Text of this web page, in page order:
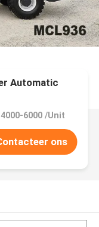
Automatic
6000 /Unit
ons